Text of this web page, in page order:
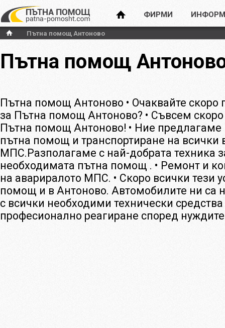
ФИРМИ
Пътна помощ Антоново
Пътна помощ
Пътна помощ Антоново • Очаквайте
за Пътна помощ Антоново? • Съвсем
Пътна помощ Антоново! • Ние
пътна помощ и транспортиране на всички
МПС.Разполагаме с най-добрата техника
необходимата пътна помощ . • Ремонт и
на авариралото МПС. • Скоро всички тези
помощ и в Антоново. Автомобилите ни са
с всички необходими технически
професионално реагиране според